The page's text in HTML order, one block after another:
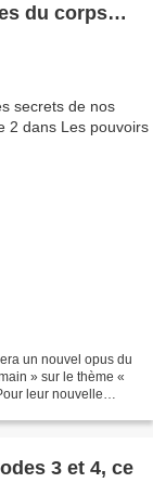
du corps
un nouvel opus du
» sur le thème «
leur nouvelle
3 et 4, ce